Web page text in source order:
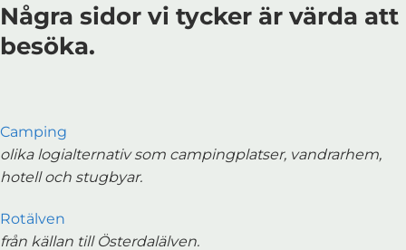
Några sidor vi tycker är värda att
besöka.
Camping
olika logialternativ som campingplatser, vandrarhem,
hotell och stugbyar.
Rotälven
från källan till Österdalälven.